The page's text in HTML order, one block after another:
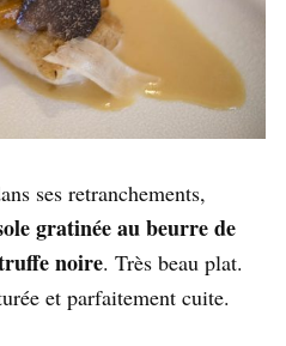
ses retranchements,
gratinée au beurre de
noire. Très beau plat.
et parfaitement cuite.